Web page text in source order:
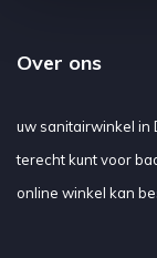
Over ons
uw sanitairwinkel in
terecht kunt voor
online winkel kan